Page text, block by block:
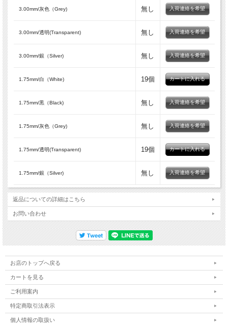
3.00mm/灰色（Grey) 無し 入荷連絡を希望
3.00mm/透明(Transparent) 無し 入荷連絡を希望
3.00mm/銀（Silver) 無し 入荷連絡を希望
1.75mm/白（White) 19個
1.75mm/黒（Black) 無し 入荷連絡を希望
1.75mm/灰色（Grey) 無し 入荷連絡を希望
1.75mm/透明(Transparent) 19個
1.75mm/銀（Silver) 無し 入荷連絡を希望
返品についての詳細はこちら
お問い合わせ
お店のトップへ戻る
カートを見る
ご利用案内
特定商取引法表示
個人情報の取扱い